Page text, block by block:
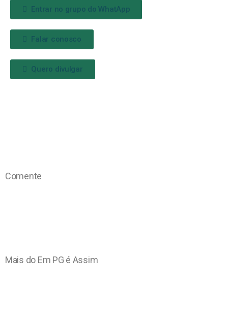
Entrar no grupo do WhatApp
Falar conosco
Quero divulgar
Comente
Mais do Em PG é Assim